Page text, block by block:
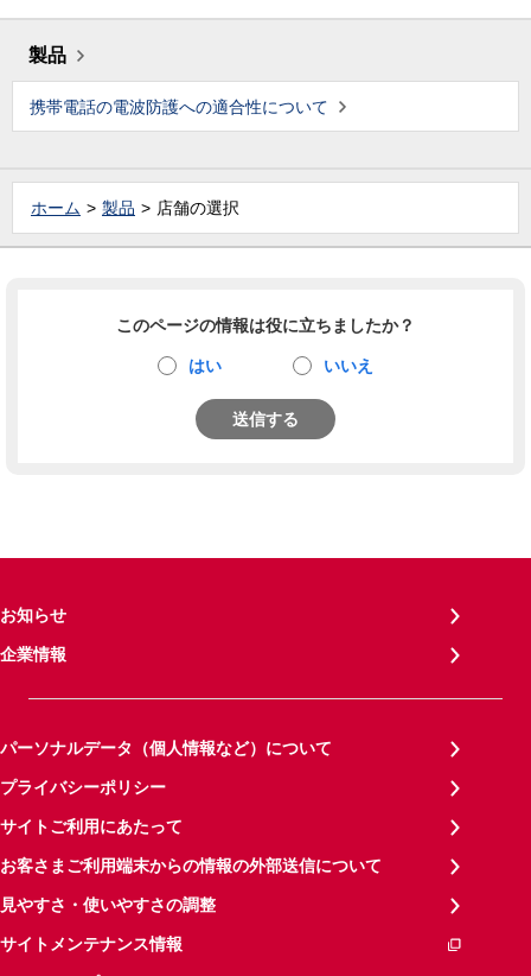
製品
携帯電話の電波防護への適合性について
ホーム 製品 店舗の選択
このページの情報は役に立ちましたか？
はい いいえ
送信する
お知らせ
企業情報
パーソナルデータ（個人情報など）について
プライバシーポリシー
サイトご利用にあたって
お客さまご利用端末からの情報の外部送信について
見やすさ・使いやすさの調整
サイトメンテナンス情報